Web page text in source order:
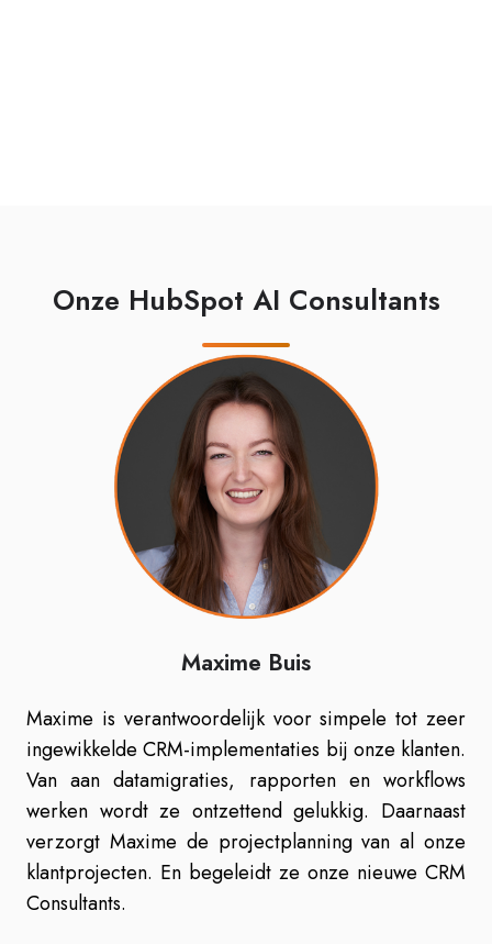
Onze HubSpot AI Consultants
Maxime Buis
Maxime is verantwoordelijk voor simpele tot zeer
ingewikkelde CRM-implementaties bij onze klanten.
Van aan datamigraties, rapporten en workflows
werken wordt ze ontzettend gelukkig. Daarnaast
verzorgt Maxime de projectplanning van al onze
klantprojecten. En begeleidt ze onze nieuwe CRM
Consultants.